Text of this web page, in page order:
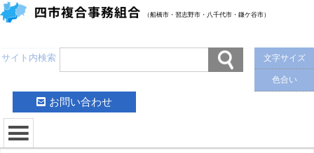
（船橋市・習志野市・八千代市・鎌ケ谷市）
サイト内検索 文字サイズ
色合い
お問い合わせ